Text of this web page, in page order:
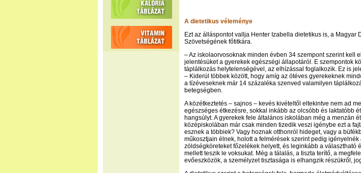
A dietetikus véleménye
Ezt az álláspontot vallja Henter Izabella dietetikus is, a Magyar
Szövetségének főtitkára.
– Az iskolaorvosoknak minden évben 34 szempont szerint kell
jelentésüket a gyerekek egészségi állapotáról. E szempontok
táplálkozás helytelenségével, az elhízással foglalkozik. Ez is
– Kiderül többek között, hogy amíg az ötéves gyerekeknek
a tízéveseknek már 14 százaléka szenved valamilyen
betegségben.
A közétkeztetés – sajnos – kevés kivételtől eltekintve nem ad
egészséges étkezésre, sokkal inkább az olcsóbb és laktatóbb
hangsúlyt. A gyerekek fele általános iskolában még a menzán
középiskolában már csak minden tizedik veszi igénybe ezt a
esznek a többiek? Vagy hoznak otthonról hideget, vagy a
műkosztjain élnek, holott a felmérések szerint pedig igényelnék
zöldségköreteket főzelékek helyett, és leginkább a választható
mellett teszik le voksukat. Még a tálalás, a tiszta terítő, a
evőeszközök, a személyzet tisztasága is elhangzik részükről,